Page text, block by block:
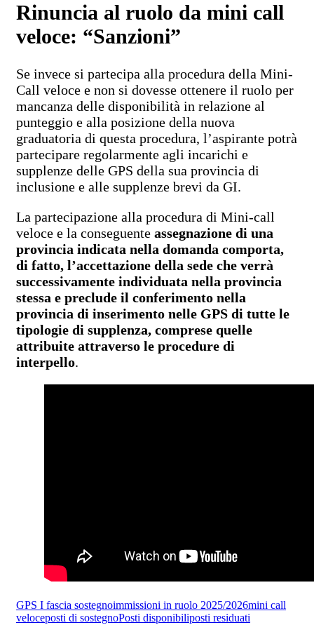
Rinuncia al ruolo da mini call
veloce: “Sanzioni”
Se invece si partecipa alla procedura della Mini-
Call veloce e non si dovesse ottenere il ruolo per
mancanza delle disponibilità in relazione al
punteggio e alla posizione della nuova
graduatoria di questa procedura, l’aspirante potrà
partecipare regolarmente agli incarichi e
supplenze delle GPS della sua provincia di
inclusione e alle supplenze brevi da GI.
La partecipazione alla procedura di Mini-call
veloce e la conseguente assegnazione di una
provincia indicata nella domanda comporta,
di fatto, l’accettazione della sede che verrà
successivamente individuata nella provincia
stessa e preclude il conferimento nella
provincia di inserimento nelle GPS di tutte le
tipologie di supplenza, comprese quelle
attribuite attraverso le procedure di
interpello.
GPS I fascia sostegnoimmissioni in ruolo 2025/2026mini call
veloceposti di sostegnoPosti disponibiliposti residuati